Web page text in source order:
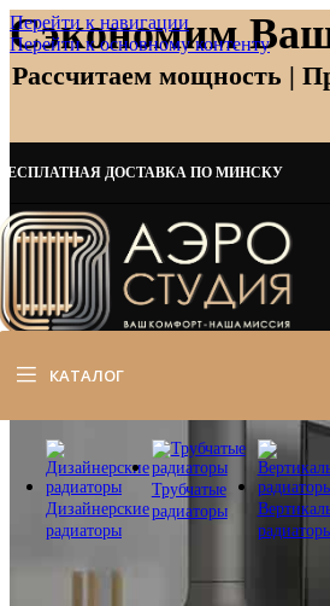
Перейти к навигации
Перейти к основному контенту
Сэкономим
Рассчитаем мощность |
ДОСТАВКА ПО МИНСКУ
КАТАЛОГ
Дизайнерские
радиаторы
Трубчатые
радиаторы